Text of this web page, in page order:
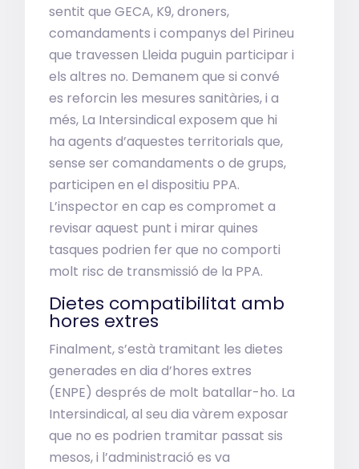
sentit que GECA, K9, droners,
comandaments i companys del Pirineu
que travessen Lleida puguin participar i
els altres no. Demanem que si convé
es reforcin les mesures sanitàries, i a
més, La Intersindical exposem que hi
ha agents d’aquestes territorials que,
sense ser comandaments o de grups,
participen en el dispositiu PPA.
L’inspector en cap es compromet a
revisar aquest punt i mirar quines
tasques podrien fer que no comporti
molt risc de transmissió de la PPA.
Dietes compatibilitat amb
hores extres
Finalment, s’està tramitant les dietes
generades en dia d’hores extres
(ENPE) després de molt batallar-ho. La
Intersindical, al seu dia vàrem exposar
que no es podrien tramitar passat sis
mesos, i l’administració es va